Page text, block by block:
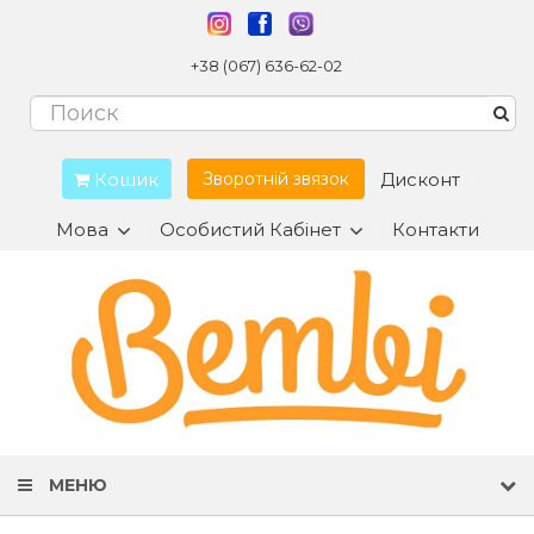
+38 (067) 636-62-02
Кошик Зворотній звязок Дисконт
Мова Особистий Кабінет Контакти
МЕНЮ